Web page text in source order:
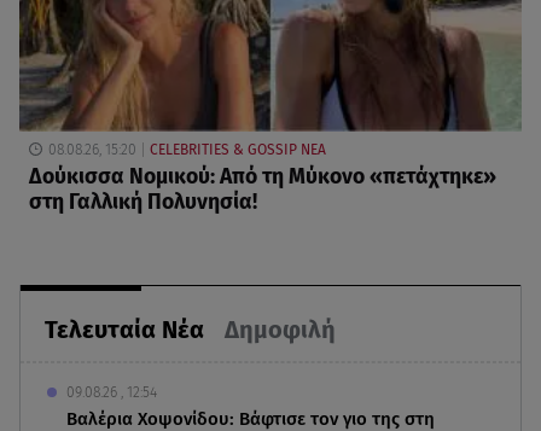
Τελευταία Νέα Δημοφιλή
09.08.26 , 12:54
Βαλέρια Χοψονίδου: Βάφτισε τον γιο της στη
08.08.26, 15:20 CELEBRITIES & GOSSIP ΝΕΑ
Δούκισσα Νομικού: Από τη Μύκονο «πετάχτηκε»
στη Γαλλική Πολυνησία!